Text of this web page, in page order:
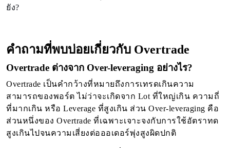
ยัง?
คำถามที่พบบ่อยเกี่ยวกับ Overtrade
Overtrade ต่างจาก Over-leveraging อย่างไร?
Overtrade เป็นคำกว้างที่หมายถึงการเทรดเกินความ
สามารถของพอร์ต ไม่ว่าจะเกิดจาก Lot ที่ใหญ่เกิน ความถี่
ที่มากเกิน หรือ Leverage ที่สูงเกิน ส่วน Over-leveraging คือ
ส่วนหนึ่งของ Overtrade ที่เฉพาะเจาะจงกับการใช้อัตราทด
สูงเกินไปจนความเสี่ยงต่อออเดอร์พุ่งสูงผิดปกติ